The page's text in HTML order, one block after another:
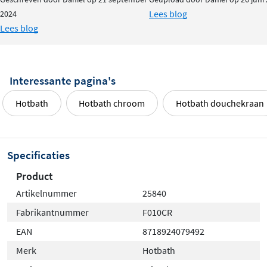
2024
Lees blog
Lees blog
Interessante pagina's
Hotbath Hotbath chroom Hotbath douchekraan
Specificaties
Product
Artikelnummer
25840
Fabrikantnummer
F010CR
EAN
8718924079492
Merk
Hotbath